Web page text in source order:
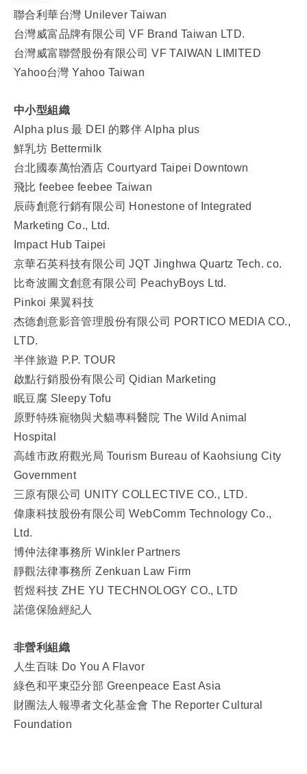
聯合利華台灣 Unilever Taiwan
台灣威富品牌有限公司 VF Brand Taiwan LTD.
台灣威富聯營股份有限公司 VF TAIWAN LIMITED
Yahoo台灣 Yahoo Taiwan
中小型組織
Alpha plus 最 DEI 的夥伴 Alpha plus
鮮乳坊 Bettermilk
台北國泰萬怡酒店 Courtyard Taipei Downtown
飛比 feebee feebee Taiwan
辰蒔創意行銷有限公司 Honestone of Integrated
Marketing Co., Ltd.
Impact Hub Taipei
京華石英科技有限公司 JQT Jinghwa Quartz Tech. co.
比奇波圖文創意有限公司 PeachyBoys Ltd.
Pinkoi 果翼科技
杰德創意影音管理股份有限公司 PORTICO MEDIA CO.,
LTD.
半伴旅遊 P.P. TOUR
啟點行銷股份有限公司 Qidian Marketing
眠豆腐 Sleepy Tofu
原野特殊寵物與犬貓專科醫院 The Wild Animal
Hospital
高雄市政府觀光局 Tourism Bureau of Kaohsiung City
Government
三原有限公司 UNITY COLLECTIVE CO., LTD.
偉康科技股份有限公司 WebComm Technology Co.,
Ltd.
博仲法律事務所 Winkler Partners
靜觀法律事務所 Zenkuan Law Firm
哲煜科技 ZHE YU TECHNOLOGY CO., LTD
諾億保險經紀人
非營利組織
人生百味 Do You A Flavor
綠色和平東亞分部 Greenpeace East Asia
財團法人報導者文化基金會 The Reporter Cultural
Foundation